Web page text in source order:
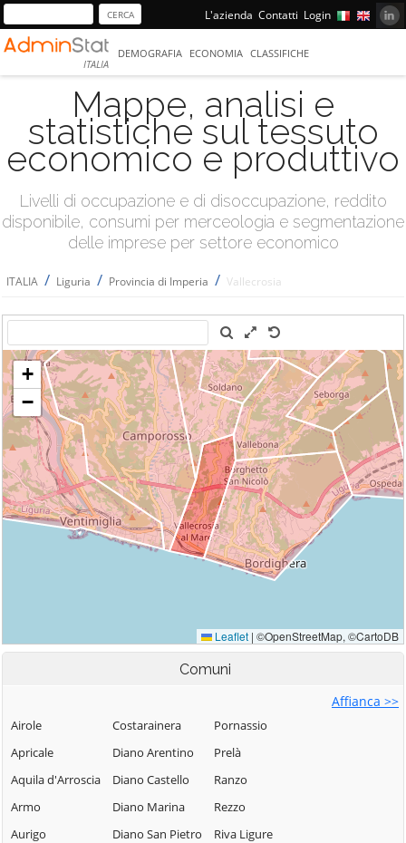
L'azienda Contatti Login
ITALIA
DEMOGRAFIA ECONOMIA CLASSIFICHE
Mappe, analisi e
statistiche sul tessuto
economico e produttivo
Livelli di occupazione e di disoccupazione, reddito
disponibile, consumi per merceologia e segmentazione
delle imprese per settore economico
ITALIA / Liguria / Provincia di Imperia / Vallecrosia
Comuni
Affianca >>
Airole
Apricale
Aquila d'Arroscia
Armo
Aurigo
Costarainera
Diano Arentino
Diano Castello
Diano Marina
Diano San Pietro
Pornassio
Prelà
Ranzo
Rezzo
Riva Ligure